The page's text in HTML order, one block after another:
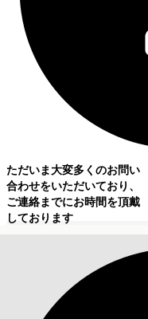
ただいま大変多くのお問い
合わせをいただいており、
ご連絡までにお時間を頂戴
しております